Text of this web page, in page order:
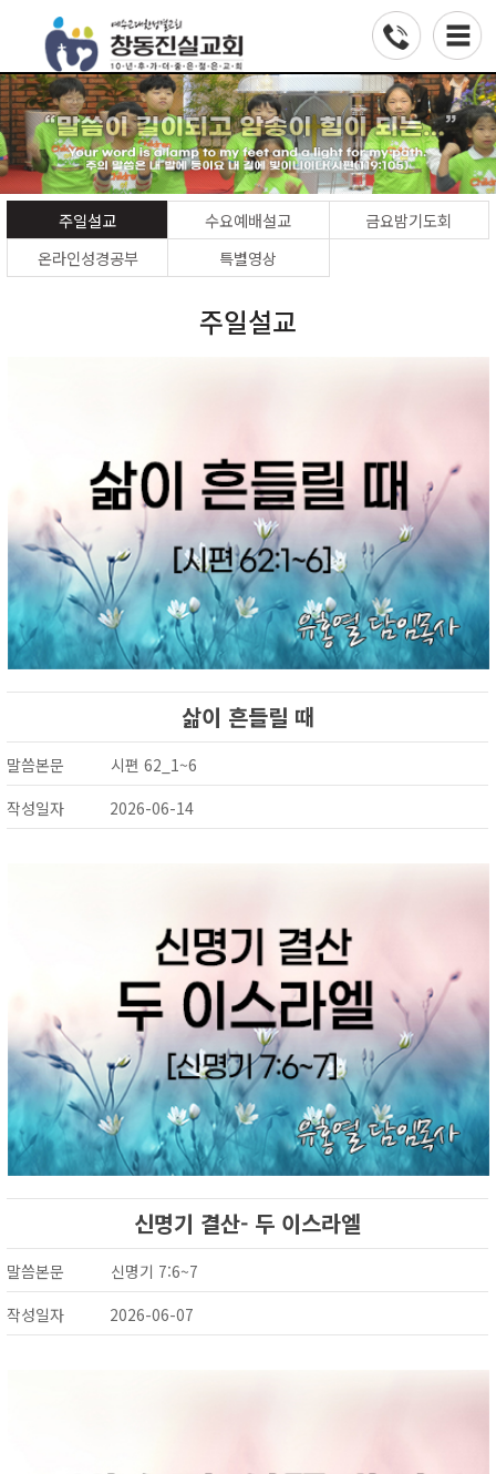
주일설교 수요예배설교
금요밤기도회
온라인성경공부
특별영상
주일설교
삶이 흔들릴 때
말씀본문
시편 62_1~6
작성일자
2026-06-14
신명기 결산- 두 이스라엘
말씀본문
신명기 7:6~7
작성일자
2026-06-07